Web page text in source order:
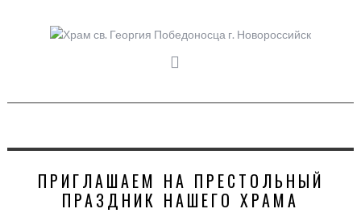
content
ПРИГЛАШАЕМ НА ПРЕСТОЛЬНЫЙ
ПРАЗДНИК НАШЕГО ХРАМА